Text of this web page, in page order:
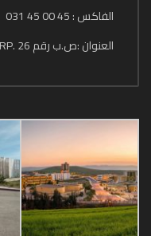
الفاكس : 45 00 45 031
العنوان :ص.ب رقم 26 .RP ميلة 43000 الجزائر